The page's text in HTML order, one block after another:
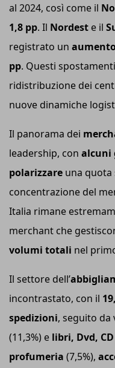
al 2024, così come il
1,8 pp. Il Nordest e il
registrato un
pp. Questi
ridistribuzione dei
nuove dinamiche
Il panorama dei
leadership, con alcuni
polarizzare una quota
concentrazione del
Italia rimane
merchant che
volumi totali nel
Il settore dell’a
incontrastato, con il
spedizioni, seguito da
(11,3%) e libri, Dvd, CD
profumeria (7,5%), a